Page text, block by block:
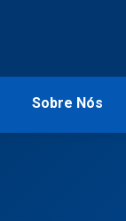
Sobre Nós